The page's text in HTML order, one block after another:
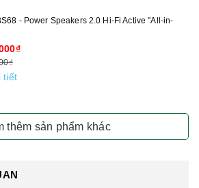
- Power Speakers 2.0 Hi-Fi Active "All-in-
tiết
thêm sản phẩm khác